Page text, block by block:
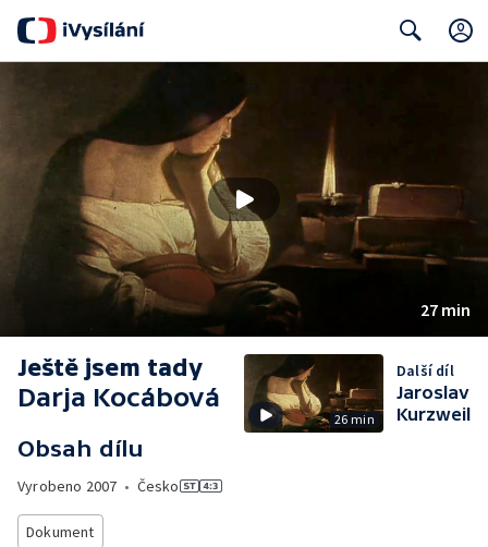
27 min
Ještě jsem tady
Darja Kocábová
Obsah dílu
Vyrobeno 2007 • Česko
Dokument
26 min
Další díl
Jaroslav
Kurzweil